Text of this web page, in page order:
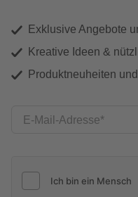
Exklusive Angebote
Kreative Ideen &
Produktneuheiten
E-Mail-Adresse